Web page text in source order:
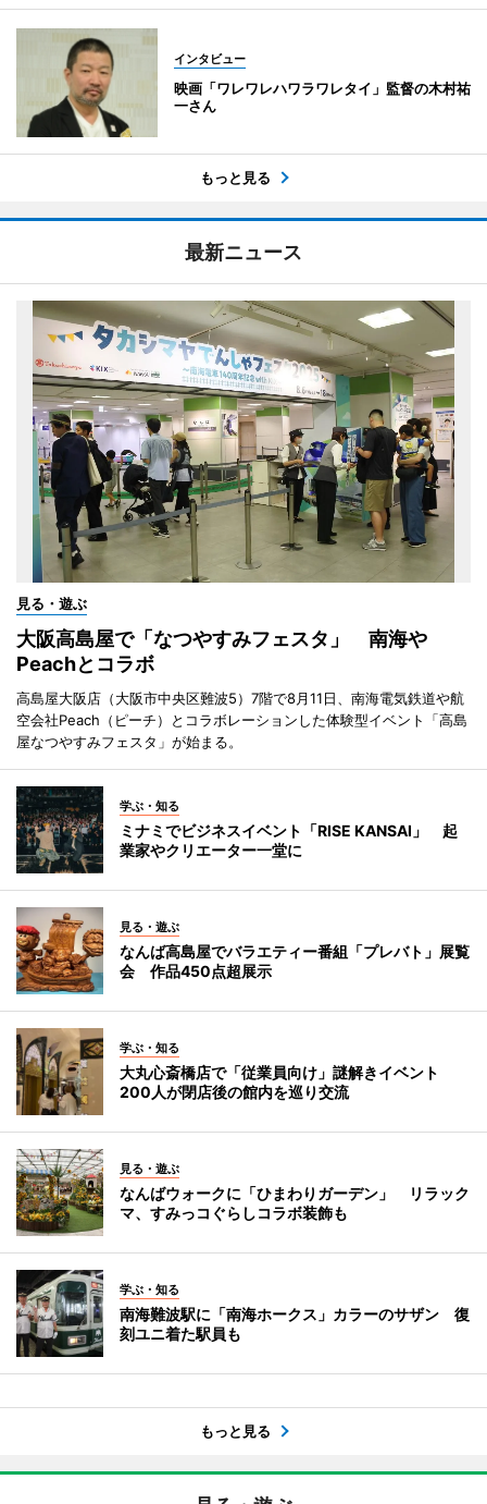
インタビュー
映画「ワレワレハワラワレタイ」監督の木村祐
一さん
もっと見る
最新ニュース
見る・遊ぶ
大阪高島屋で「なつやすみフェスタ」 南海や
Peachとコラボ
高島屋大阪店（大阪市中央区難波5）7階で8月11日、南海電気鉄道や航
空会社Peach（ピーチ）とコラボレーションした体験型イベント「高島
屋なつやすみフェスタ」が始まる。
学ぶ・知る
ミナミでビジネスイベント「RISE KANSAI」 起
業家やクリエーター一堂に
見る・遊ぶ
なんば高島屋でバラエティー番組「プレバト」展覧
会 作品450点超展示
学ぶ・知る
大丸心斎橋店で「従業員向け」謎解きイベント
200人が閉店後の館内を巡り交流
見る・遊ぶ
なんばウォークに「ひまわりガーデン」 リラック
マ、すみっコぐらしコラボ装飾も
学ぶ・知る
南海難波駅に「南海ホークス」カラーのサザン 復
刻ユニ着た駅員も
もっと見る